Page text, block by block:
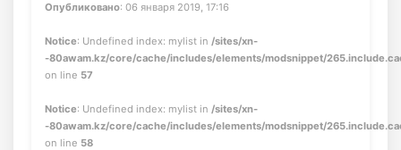
Опубликовано: 06 января 2019, 17:16
Notice: Undefined index: mylist in /sites/xn-
-80awam.kz/core/cache/includes/elements/modsnippet/
on line 57
Notice: Undefined index: mylist in /sites/xn-
-80awam.kz/core/cache/includes/elements/modsnippet/
on line 58